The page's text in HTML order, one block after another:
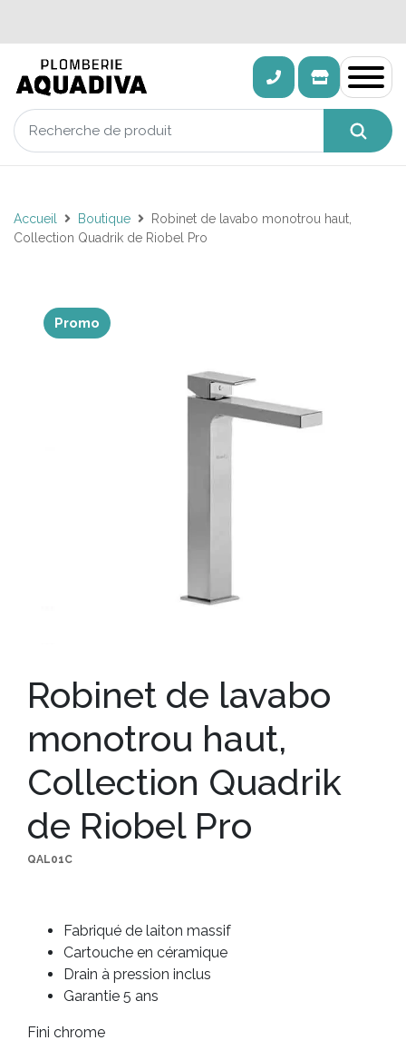
Accueil Boutique
Robinet de lavabo monotrou haut,
Collection Quadrik de Riobel Pro
Promo
Robinet de lavabo
monotrou haut,
Collection Quadrik
de Riobel Pro
QAL01C
Fabriqué de laiton massif
Cartouche en céramique
Drain à pression inclus
Garantie 5 ans
Fini chrome